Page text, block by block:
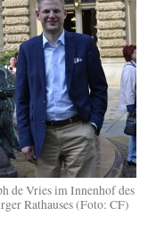
de Vries im Innenhof des
Rathauses (Foto: CF)